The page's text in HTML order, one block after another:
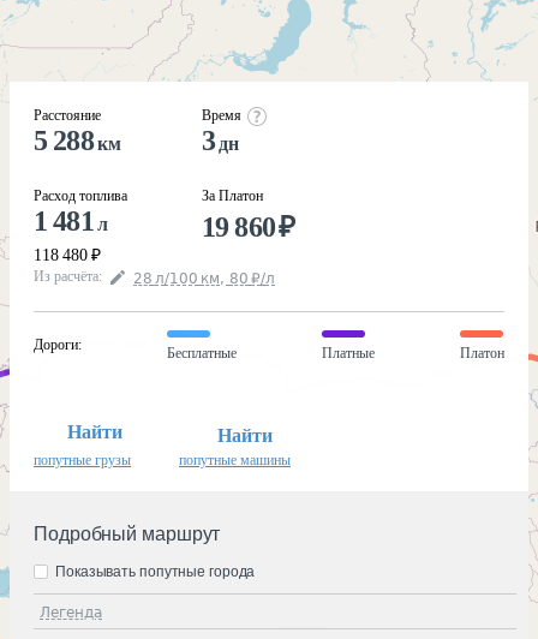
Расстояние
5 288км
Расход топлива
1 481 л
118 480 ₽
Время
3 дн
За Платон
19 860₽
Из расчёта: 28 л/100 км, 80 ₽/л
Дороги:
Бесплатные Платные Платон
Найти
попутные грузы
Найти
попутные машины
Подробный маршрут
Легенда
Показывать попутные города